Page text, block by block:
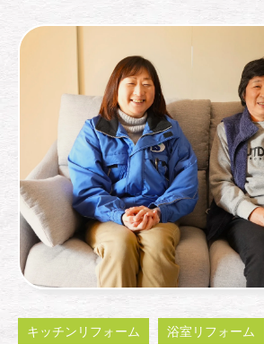
キッチンリフォーム 浴室リフォーム